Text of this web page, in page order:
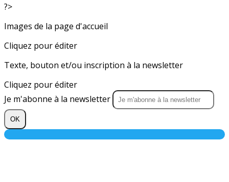
?>
Images de la page d'accueil
Cliquez pour éditer
Texte, bouton et/ou inscription à la newsletter
Cliquez pour éditer
Je m'abonne à la newsletter
OK